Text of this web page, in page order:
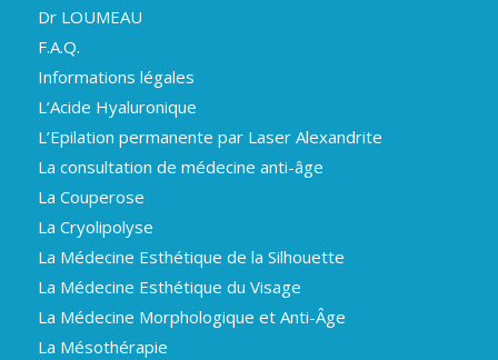
Dr LOUMEAU
F.A.Q.
Informations légales
L’Acide Hyaluronique
L’Epilation permanente par Laser Alexandrite
La consultation de médecine anti-âge
La Couperose
La Cryolipolyse
La Médecine Esthétique de la Silhouette
La Médecine Esthétique du Visage
La Médecine Morphologique et Anti-Âge
La Mésothérapie